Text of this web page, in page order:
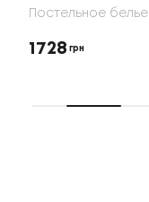
Постельное белье
1728 грн